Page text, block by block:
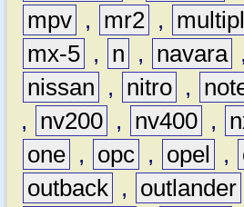
mpv , mr2 ,
mx-5 , n , navara ,
nissan
, nitro ,
,
nv200 , nv400 ,
one , opc , opel ,
outback , outlander